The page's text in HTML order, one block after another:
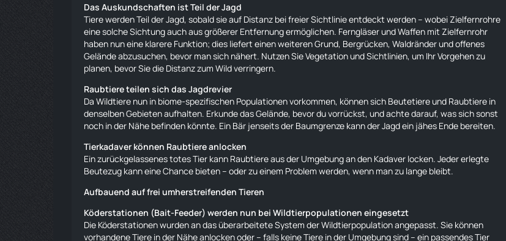
Das Auskundschaften ist Teil der Jagd
Tierewerden Teil der Jagd, sobald sie auf Distanz bei freier Sichtlinie entdeckt werden – wobei Zielfernrohre
eine solche Sichtung auch aus größerer Entfernung ermöglichen. Ferngläser und Waffen mit Zielfernrohr
haben nun eine klarere Funktion; dies liefert einen weiteren Grund, Bergrücken, Waldränder und offenes
Gelände abzusuchen, bevor man sich nähert. Nutzen Sie Vegetation und Sichtlinien, um Ihr Vorgehen zu
planen, bevor Sie die Distanz zum Wild verringern.
Raubtiere teilen sich das Jagdrevier
Da Wildtiere nun in biome-spezifischen Populationen vorkommen, können sich Beutetiere und Raubtiere in
denselben Gebieten aufhalten. Erkunde das Gelände, bevor du vorrückst, und achte darauf, was sich sonst
noch in der Nähe befinden könnte. Ein Bär jenseits der Baumgrenze kann der Jagd ein jähes Ende bereiten.
Tierkadaver können Raubtiere anlocken
Ein zurückgelassenes totes Tier kann Raubtiere aus der Umgebung an den Kadaver locken. Jeder erlegte
Beutezug kann eine Chance bieten – oder zu einem Problem werden, wenn man zu lange bleibt.
Aufbauend auf frei umherstreifenden Tieren
Köderstationen (Bait-Feeder) werden nun bei Wildtierpopulationen eingesetzt
Die Köderstationen wurden an das überarbeitete System der Wildtierpopulation angepasst. Sie können
vorhandeneTiere in der Nähe anlocken oder – falls keineTiere in der Umgebung sind – ein passendes Tier